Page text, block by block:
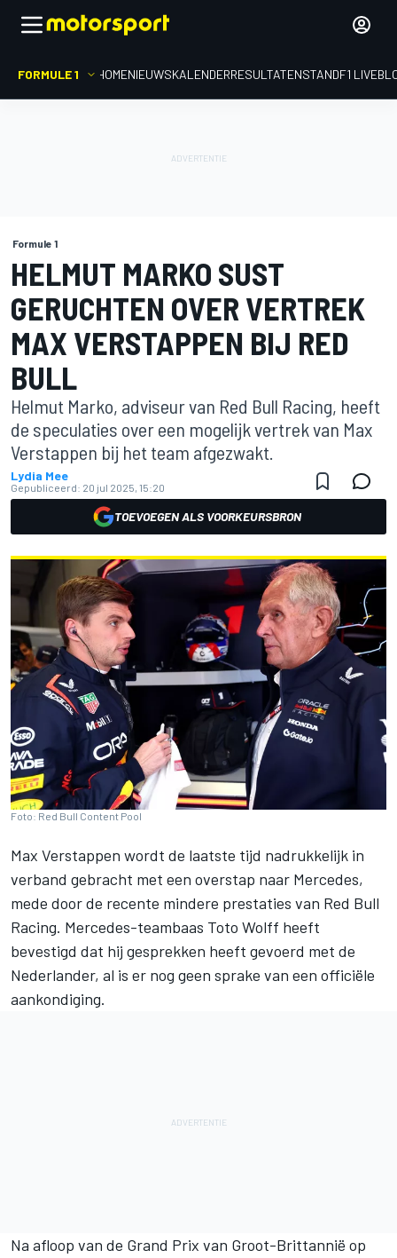
FORMULE 1 HOMENIEUWSKALENDERRESULTATENSTANDF1
Formule 1
HELMUT MARKO SUST
GERUCHTEN OVER VERTREK
MAX VERSTAPPEN BIJ RED
BULL
Helmut Marko, adviseur van Red Bull Racing, heeft
de speculaties over een mogelijk vertrek van Max
Verstappen bij het team afgezwakt.
Lydia Mee
Gepubliceerd: 20 jul 2025, 15:20
TOEVOEGEN ALS VOORKEURSBRON
Foto: Red Bull Content Pool
Max Verstappen wordt de laatste tijd nadrukkelijk in
verband gebracht met een overstap naar Mercedes,
mede door de recente mindere prestaties van Red Bull
Racing. Mercedes-teambaas Toto Wolff heeft
bevestigd dat hij gesprekken heeft gevoerd met de
Nederlander, al is er nog geen sprake van een officiële
aankondiging.
Na afloop van de Grand Prix van Groot-Brittannië op